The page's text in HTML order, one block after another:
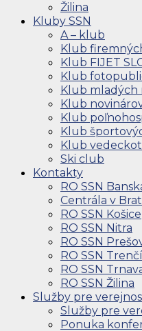
Žilina
Kluby SSN
A – klub
Klub
Klub FIJET
Klub
Klub mladých
Klub
Klub
Klub
Klub
Ski club
Kontakty
RO SSN
Centrála v
RO SSN Košice
RO SSN Nitra
RO SSN
RO SSN
RO SSN
RO SSN Žilina
Služby pre
Služby pre
Ponuka